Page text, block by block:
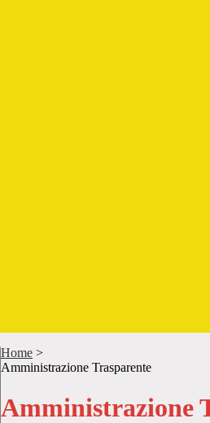
Home >
Amministrazione Trasparente
Amministrazione